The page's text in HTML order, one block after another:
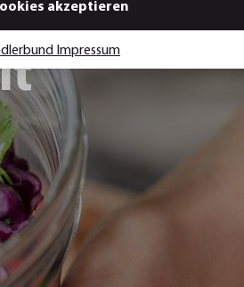
akzeptieren
Impressum